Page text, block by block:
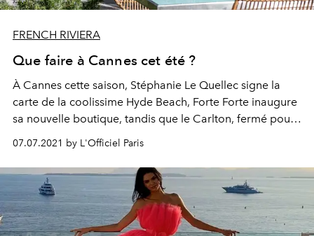
FRENCH RIVIERA
Que faire à Cannes cet été ?
À Cannes cette saison, Stéphanie Le Quellec signe la
carte de la coolissime Hyde Beach, Forte Forte inaugure
sa nouvelle boutique, tandis que le Carlton, fermé pour
07.07.2021 by L'Officiel Paris